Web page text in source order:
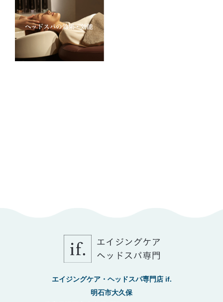
エイジングケア・ヘッドスパ専門店 if.
明石市大久保